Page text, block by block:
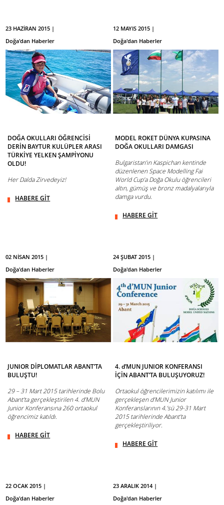
23 HAZİRAN 2015 |
Doğa'dan Haberler
DOĞA OKULLARI ÖĞRENCİSİ
DERİN BAYTUR KULÜPLER ARASI
TÜRKİYE YELKEN ŞAMPİYONU
OLDU!
Her Dalda Zirvedeyiz!
HABERE GİT
12 MAYIS 2015 |
Doğa'dan Haberler
MODEL ROKET DÜNYA KUPASINA
DOĞA OKULLARI DAMGASI
Bulgaristan’ın Kaspichan kentinde
düzenlenen Space Modelling Fai
World Cup’a Doğa Okulu öğrencileri
altın, gümüş ve bronz madalyalarıyla
damga vurdu.
HABERE GİT
02 NİSAN 2015 |
Doğa'dan Haberler
JUNIOR DİPLOMATLAR ABANT’TA
BULUŞTU!
29 – 31 Mart 2015 tarihlerinde Bolu
Abant’ta gerçekleştirilen 4. d’MUN
Junior Konferansına 260 ortaokul
öğrencimiz katıldı.
HABERE GİT
24 ŞUBAT 2015 |
Doğa'dan Haberler
4. d’MUN JUNIOR KONFERANSI
İÇİN ABANT’TA BULUŞUYORUZ!
Ortaokul öğrencilerimizin katılımı ile
gerçekleşen d’MUN Junior
Konferanslarının 4.’sü 29-31 Mart
2015 tarihlerinde Abant’ta
gerçekleştiriliyor.
HABERE GİT
22 OCAK 2015 |
Doğa'dan Haberler
23 ARALIK 2014 |
Doğa'dan Haberler